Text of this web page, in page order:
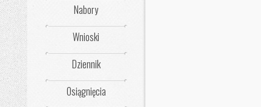
Nabory
Wnioski
Dziennik
Osiągnięcia